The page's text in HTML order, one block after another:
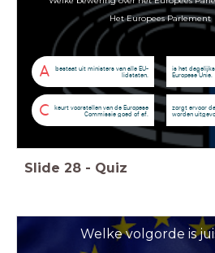
Het Europees Parlement
A
bestaat uit ministers van alle EU-
lidstaten.
is het
Europese Unie.
C
keurt voorstellen van de Europese
Commissie goed of af.
zorgt ervoor
worden
Slide 28 - Quiz
Welke volgorde is